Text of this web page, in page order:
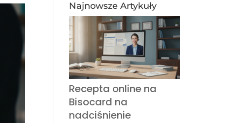
Najnowsze Artykuły
Recepta online na
Bisocard na
nadciśnienie